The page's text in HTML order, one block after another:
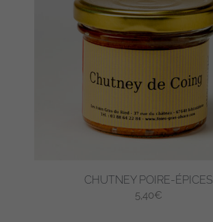
CHUTNEY POIRE-ÉPICES
5,40€